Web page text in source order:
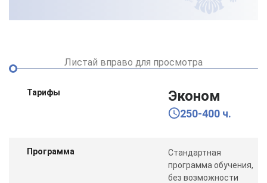
Листай вправо для просмотра
Тарифы Эконом
250-400 ч.
Программа
Стандартная
программа обучения,
без возможности